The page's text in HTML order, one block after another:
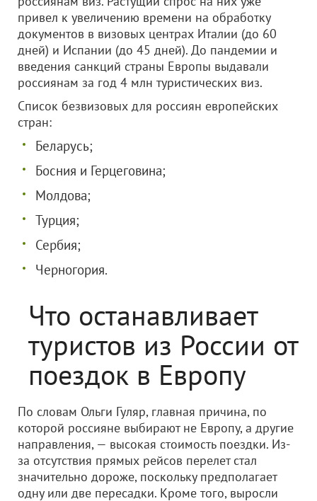
привел к увеличению времени на обработку
документов в визовых центрах Италии (до 60
дней) и Испании (до 45 дней). До пандемии и
введения санкций страны Европы выдавали
россиянам за год 4 млн туристических виз.
Список безвизовых для россиян европейских
стран:
Беларусь;
Босния и Герцеговина;
Молдова;
Турция;
Сербия;
Черногория.
Что останавливает
туристов из России от
поездок в Европу
По словам Ольги Гуляр, главная причина, по
которой россияне выбирают не Европу, а другие
направления, — высокая стоимость поездки. Из-
за отсутствия прямых рейсов перелет стал
значительно дороже, поскольку предполагает
одну или две пересадки. Кроме того, выросли